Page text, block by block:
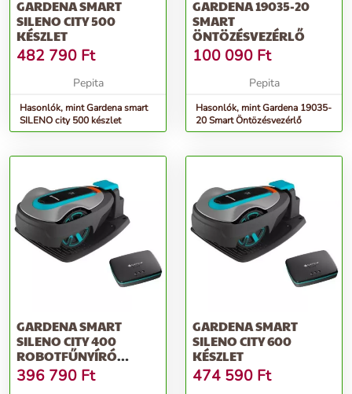
GARDENA SMART
SILENO CITY 500
KÉSZLET
482 790 Ft
Pepita
Hasonlók, mint Gardena smart
SILENO city 500 készlet
GARDENA 19035-20
SMART
ÖNTÖZÉSVEZÉRLŐ
100 090 Ft
Pepita
Hasonlók, mint Gardena 19035-
20 Smart Öntözésvezérlő
GARDENA SMART
SILENO CITY 400
ROBOTFŰNYÍRÓ
KÉSZLET 400 M2
396 790 Ft
GARDENA SMART
SILENO CITY 600
KÉSZLET
474 590 Ft